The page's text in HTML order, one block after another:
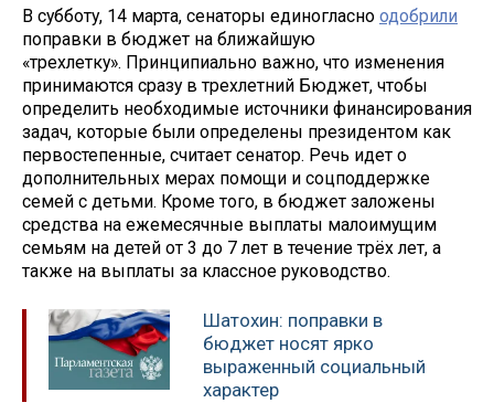
В субботу, 14 марта, сенаторы единогласно одобрили
поправки в бюджет на ближайшую
«трехлетку». Принципиально важно, что изменения
принимаются сразу в трехлетний Бюджет, чтобы
определить необходимые источники финансирования
задач, которые были определены президентом как
первостепенные, считает сенатор. Речь идет о
дополнительных мерах помощи и соцподдержке
семей с детьми. Кроме того, в бюджет заложены
средства на ежемесячные выплаты малоимущим
семьям на детей от 3 до 7 лет в течение трёх лет, а
также на выплаты за классное руководство.
Шатохин: поправки в
бюджет носят ярко
выраженный социальный
характер